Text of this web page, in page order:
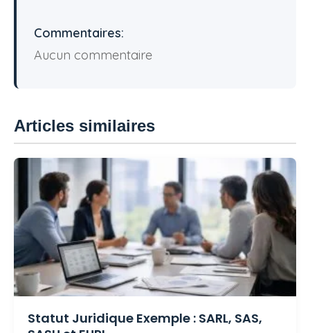
Commentaires:
Aucun commentaire
Articles similaires
Statut Juridique Exemple : SARL, SAS,